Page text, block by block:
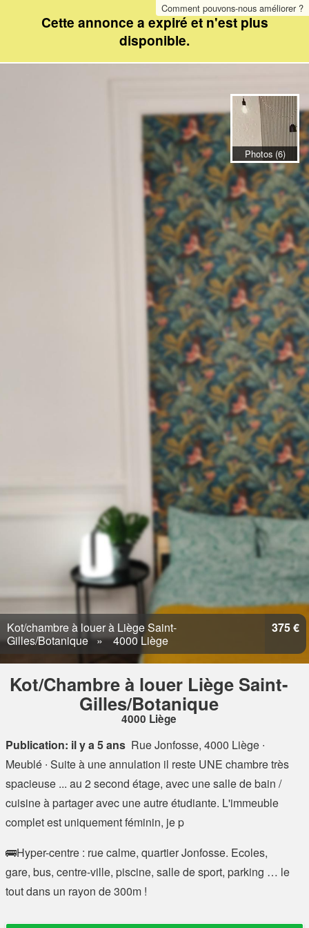
Comment pouvons-nous améliorer ?
Cette annonce a expiré et n'est plus
disponible.
Kot/chambre à louer à Liège Saint-
Gilles/Botanique
4000 Liège
375 €
Kot/Chambre à louer Liège Saint-
Gilles/Botanique
4000 Liège
Publication: il y a 5 ans Rue Jonfosse, 4000 Liège ∙
Meublé ∙ Suite à une annulation il reste UNE chambre très
spacieuse ... au 2 second étage, avec une salle de bain /
cuisine à partager avec une autre étudiante. L'immeuble
complet est uniquement féminin, je p
🚌Hyper-centre : rue calme, quartier Jonfosse. Ecoles,
gare, bus, centre-ville, piscine, salle de sport, parking … le
tout dans un rayon de 300m !